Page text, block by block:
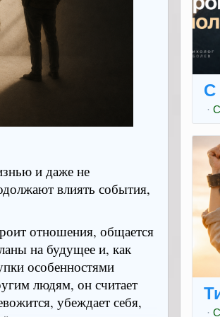
раз кажется вполне
и сам начинает
то внутри уже
времени.
далеко не все. Пока
в голове.
смотреть фильм,
что нужно кому-то
внимания каждую
и даже не
влиять события,
отношения, общается
на будущее и, как
особенностями
людям, он считает
убеждает себя,
С
·
·